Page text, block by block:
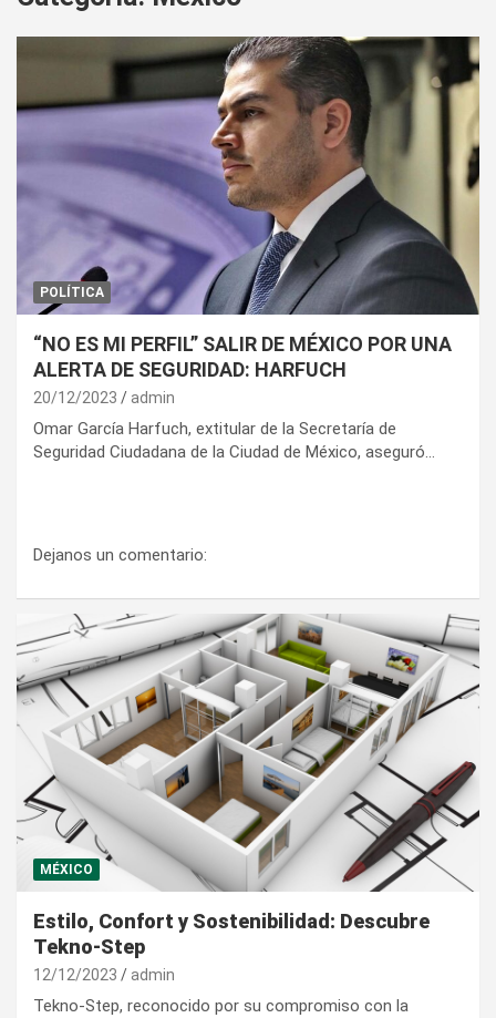
POLÍTICA
“NO ES MI PERFIL” SALIR DE MÉXICO POR UNA
ALERTA DE SEGURIDAD: HARFUCH
20/12/2023 admin
Omar García Harfuch, extitular de la Secretaría de
Seguridad Ciudadana de la Ciudad de México, aseguró…
Dejanos un comentario:
MÉXICO
Estilo, Confort y Sostenibilidad: Descubre
Tekno-Step
12/12/2023 admin
Tekno-Step, reconocido por su compromiso con la